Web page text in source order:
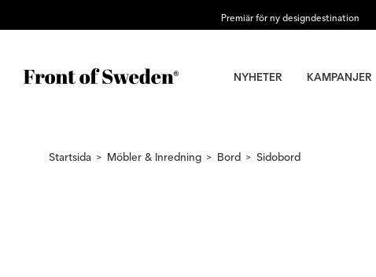
Premiär för ny designdestination
NYHETER KAMPANJER
Startsida Möbler & Inredning Bord Sidobord